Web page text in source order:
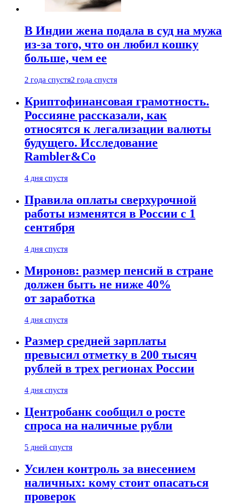
В Индии жена подала в суд на мужа
из-за того, что он любил кошку
больше, чем ее
2 года спустя2 года спустя
Криптофинансовая грамотность.
Россияне рассказали, как
относятся к легализации валюты
будущего. Исследование
Rambler&Co
4 дня спустя
Правила оплаты сверхурочной
работы изменятся в России с 1
сентября
4 дня спустя
Миронов: размер пенсий в стране
должен быть не ниже 40%
от заработка
4 дня спустя
Размер средней зарплаты
превысил отметку в 200 тысяч
рублей в трех регионах России
4 дня спустя
Центробанк сообщил о росте
спроса на наличные рубли
5 дней спустя
Усилен контроль за внесением
наличных: кому стоит опасаться
проверок